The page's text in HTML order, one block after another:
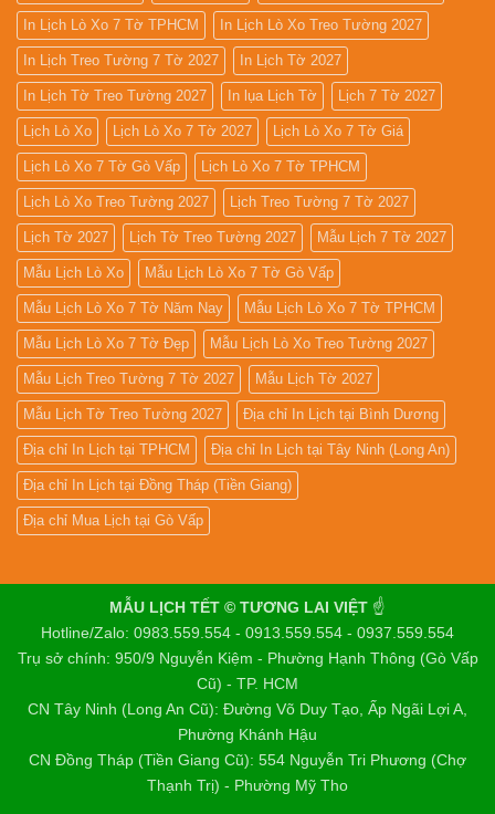
In Lịch Lò Xo 7 Tờ TPHCM In Lịch Lò Xo Treo Tường 2027
In Lịch Treo Tường 7 Tờ 2027 In Lịch Tờ 2027
In Lịch Tờ Treo Tường 2027 In lụa Lịch Tờ Lịch 7 Tờ 2027
Lịch Lò Xo Lịch Lò Xo 7 Tờ 2027 Lịch Lò Xo 7 Tờ Giá
Lịch Lò Xo 7 Tờ Gò Vấp Lịch Lò Xo 7 Tờ TPHCM
Lịch Lò Xo Treo Tường 2027 Lịch Treo Tường 7 Tờ 2027
Lịch Tờ 2027 Lịch Tờ Treo Tường 2027 Mẫu Lịch 7 Tờ 2027
Mẫu Lịch Lò Xo Mẫu Lịch Lò Xo 7 Tờ Gò Vấp
Mẫu Lịch Lò Xo 7 Tờ Năm Nay Mẫu Lịch Lò Xo 7 Tờ TPHCM
Mẫu Lịch Lò Xo 7 Tờ Đẹp Mẫu Lịch Lò Xo Treo Tường 2027
Mẫu Lịch Treo Tường 7 Tờ 2027 Mẫu Lịch Tờ 2027
Mẫu Lịch Tờ Treo Tường 2027 Địa chỉ In Lịch tại Bình Dương
Địa chỉ In Lịch tại TPHCM Địa chỉ In Lịch tại Tây Ninh (Long An)
Địa chỉ In Lịch tại Đồng Tháp (Tiền Giang)
Địa chỉ Mua Lịch tại Gò Vấp
MẪU LỊCH TẾT © TƯƠNG LAI VIỆT ☝️
Hotline/Zalo: 0983.559.554 - 0913.559.554 - 0937.559.554
Trụ sở chính: 950/9 Nguyễn Kiệm - Phường Hạnh Thông (Gò Vấp
Cũ) - TP. HCM
CN Tây Ninh (Long An Cũ): Đường Võ Duy Tạo, Ấp Ngãi Lợi A,
Phường Khánh Hậu
CN Đồng Tháp (Tiền Giang Cũ): 554 Nguyễn Tri Phương (Chợ
Thạnh Trị) - Phường Mỹ Tho